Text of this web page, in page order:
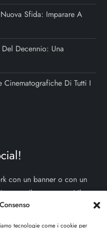
tecnologie come i cookie per
Sfida: Imparare A
Decennio: Una
Di Tutti I
con un banner o con un
una mail e raccontaci il tuo